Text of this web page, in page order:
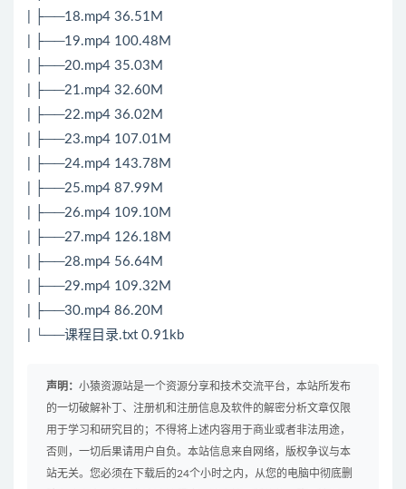
| ├──18.mp4 36.51M
| ├──19.mp4 100.48M
| ├──20.mp4 35.03M
| ├──21.mp4 32.60M
| ├──22.mp4 36.02M
| ├──23.mp4 107.01M
| ├──24.mp4 143.78M
| ├──25.mp4 87.99M
| ├──26.mp4 109.10M
| ├──27.mp4 126.18M
| ├──28.mp4 56.64M
| ├──29.mp4 109.32M
| ├──30.mp4 86.20M
| └──课程目录.txt 0.91kb
声明： 小猿资源站是一个资源分享和技术交流平台，本站所发布
的一切破解补丁、注册机和注册信息及软件的解密分析文章仅限
用于学习和研究目的；不得将上述内容用于商业或者非法用途，
否则，一切后果请用户自负。本站信息来自网络，版权争议与本
站无关。您必须在下载后的24个小时之内，从您的电脑中彻底删